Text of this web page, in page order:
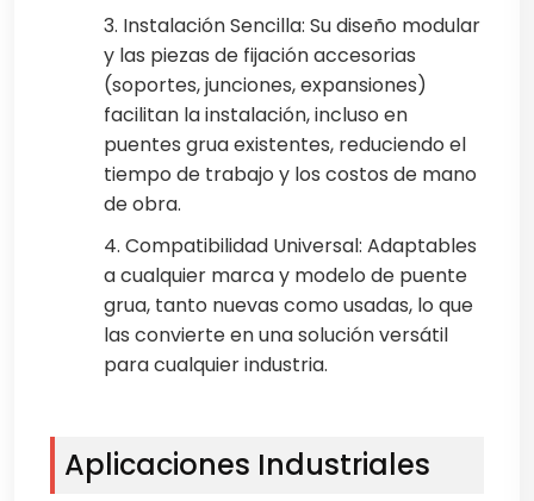
3. Instalación Sencilla: Su diseño modular
y las piezas de fijación accesorias
(soportes, junciones, expansiones)
facilitan la instalación, incluso en
puentes grua existentes, reduciendo el
tiempo de trabajo y los costos de mano
de obra.
4. Compatibilidad Universal: Adaptables
a cualquier marca y modelo de puente
grua, tanto nuevas como usadas, lo que
las convierte en una solución versátil
para cualquier industria.
Aplicaciones Industriales